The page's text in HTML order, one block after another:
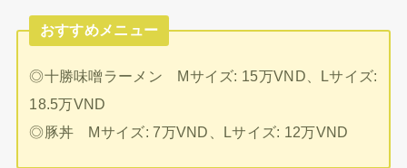
おすすめメニュー
◎十勝味噌ラーメン Mサイズ: 15万VND、Lサイズ:
18.5万VND
◎豚丼 Mサイズ: 7万VND、Lサイズ: 12万VND